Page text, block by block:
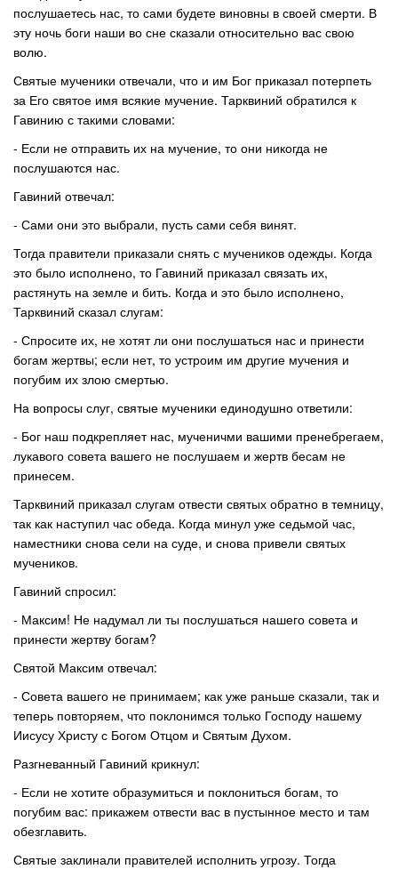
послушаетесь нас, то сами будете виновны в своей смерти. В
эту ночь боги наши во сне сказали относительно вас свою
волю.
Святые мученики отвечали, что и им Бог приказал потерпеть
за Его святое имя всякие мучение. Тарквиний обратился к
Гавинию с такими словами:
- Если не отправить их на мучение, то они никогда не
послушаются нас.
Гавиний отвечал:
- Сами они это выбрали, пусть сами себя винят.
Тогда правители приказали снять с мучеников одежды. Когда
это было исполнено, то Гавиний приказал связать их,
растянуть на земле и бить. Когда и это было исполнено,
Тарквиний сказал слугам:
- Спросите их, не хотят ли они послушаться нас и принести
богам жертвы; если нет, то устроим им другие мучения и
погубим их злою смертью.
На вопросы слуг, святые мученики единодушно ответили:
- Бог наш подкрепляет нас, мученичми вашими пренебрегаем,
лукавого совета вашего не послушаем и жертв бесам не
принесем.
Тарквиний приказал слугам отвести святых обратно в темницу,
так как наступил час обеда. Когда минул уже седьмой час,
наместники снова сели на суде, и снова привели святых
мучеников.
Гавиний спросил:
- Максим! Не надумал ли ты послушаться нашего совета и
принести жертву богам?
Святой Максим отвечал:
- Совета вашего не принимаем; как уже раньше сказали, так и
теперь повторяем, что поклонимся только Господу нашему
Иисусу Христу с Богом Отцом и Святым Духом.
Разгневанный Гавиний крикнул:
- Если не хотите образумиться и поклониться богам, то
погубим вас: прикажем отвести вас в пустынное место и там
обезглавить.
Святые заклинали правителей исполнить угрозу. Тогда